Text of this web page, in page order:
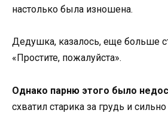
настолько была изношена.
Дедушка, казалось, еще больше
«Простите, пожалуйста».
Однако парню этого было
схватил старика за грудь и сильно